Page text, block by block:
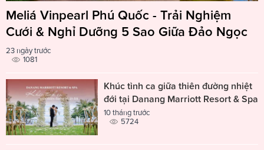
Meliá Vinpearl Phú Quốc - Trải Nghiệm
Cưới & Nghỉ Dưỡng 5 Sao Giữa Đảo Ngọc
23 ngày trước
1081
Khúc tình ca giữa thiên đường nhiệt
đới tại Danang Marriott Resort & Spa
10 tháng trước
5724